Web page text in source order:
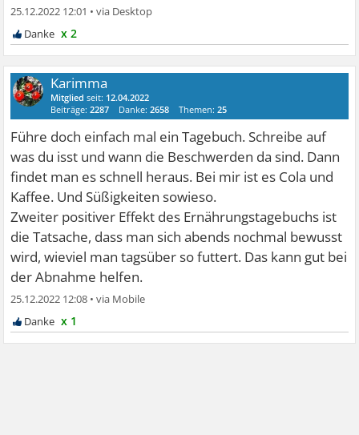
25.12.2022 12:01 •
x 2
Karimma
Mitglied seit: 12.04.2022
Beiträge:2287 Danke:2658 Themen:25
Führe doch einfach mal ein Tagebuch. Schreibe auf
was du isst und wann die Beschwerden da sind. Dann
findet man es schnell heraus. Bei mir ist es Cola und
Kaffee. Und Süßigkeiten sowieso.
Zweiter positiver Effekt des Ernährungstagebuchs ist
die Tatsache, dass man sich abends nochmal bewusst
wird, wieviel man tagsüber so futtert. Das kann gut bei
der Abnahme helfen.
25.12.2022 12:08 •
x 1